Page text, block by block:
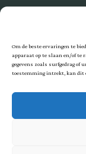
Om de beste ervaringen te
apparaat op te slaan en/of te
gegevens zoals surfgedrag of
toestemming intrekt, kan dit